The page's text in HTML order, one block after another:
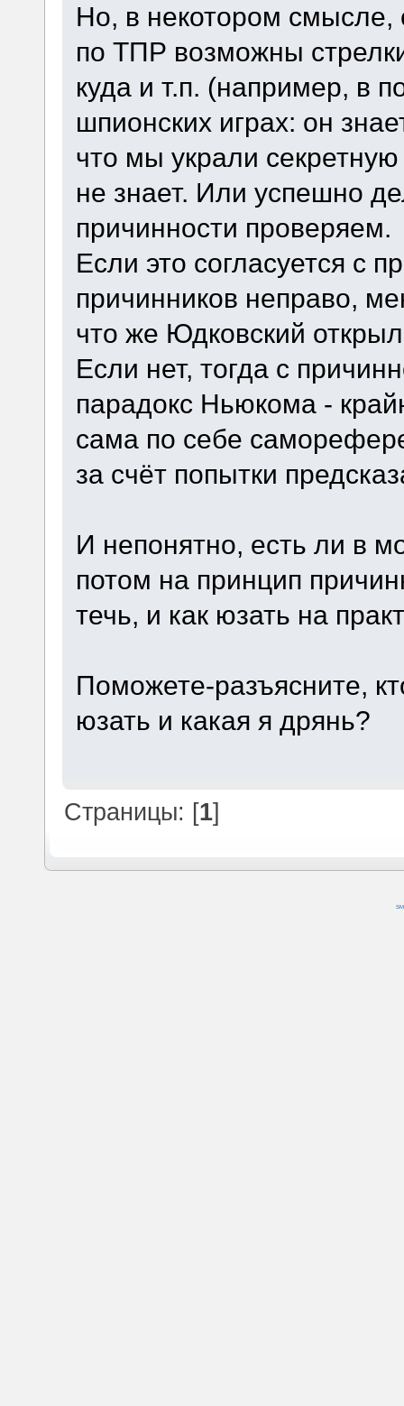
Но, в некотором смысле,
по ТПР возможны
куда и т.п. (например, в
шпионских играх: он
что мы украли
не знает. Или успешно
причинности проверяем.
Если это согласуется с
причинников неправо,
что же Юдковский
Если нет, тогда с
парадокс Ньюкома -
сама по себе
за счёт попытки
И непонятно, есть ли в
потом на принцип
течь, и как юзать на
Поможете-разъясните,
юзать и какая я дрянь?
Страницы: [1]